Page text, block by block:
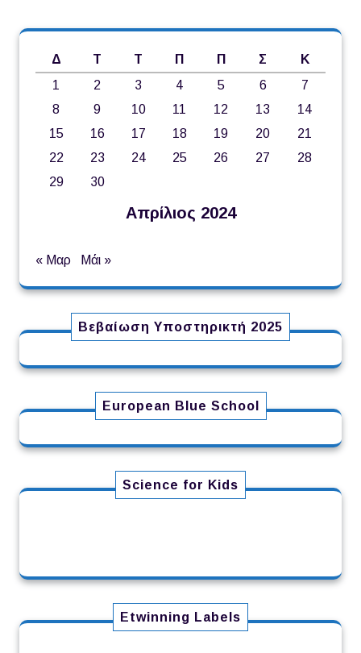
Απρίλιος 2024
Δ Τ Τ Π Π Σ
Κ
1
2 3 4 5 6
7
8
9 10 11 12 13
14
15
16 17 18 19 20
21
22
23 24 25 26 27
28
29
30
« Μαρ Μάι »
Βεβαίωση Υποστηρικτή 2025
European Blue School
Science for Kids
Etwinning Labels